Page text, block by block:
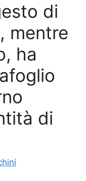
di
mentre
ha
di